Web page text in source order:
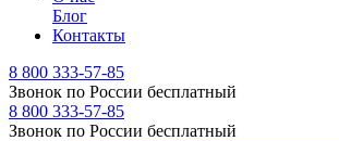
Блог
Контакты
8 800 333-57-85
Звонок по России бесплатный
8 800 333-57-85
Звонок по России бесплатный